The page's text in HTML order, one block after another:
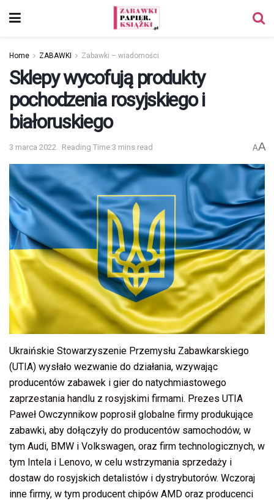
Home ZABAWKI Zabawki – wiadomości
Sklepy wycofują produkty
pochodzenia rosyjskiego i
białoruskiego
3 marca 2022 Reading Time:3 mins read AA
Ukraińskie Stowarzyszenie Przemysłu Zabawkarskiego
(UTIA) wysłało wezwanie do działania, wzywając
producentów zabawek i gier do natychmiastowego
zaprzestania handlu z rosyjskimi firmami. Prezes UTIA
Paweł Owczynnikow poprosił globalne firmy produkujące
zabawki, aby dołączyły do ​​producentów samochodów, w
tym Audi, BMW i Volkswagen, oraz firm technologicznych, w
tym Intela i Lenovo, w celu wstrzymania sprzedaży i
dostaw do rosyjskich detalistów i dystrybutorów. Wczoraj
inne firmy, w tym producent chipów AMD oraz producenci